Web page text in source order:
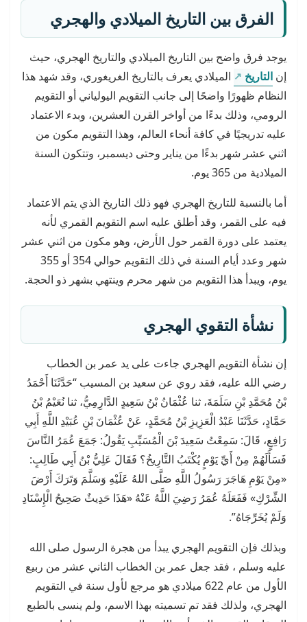
الفرق بين التاريخ الميلادي والهجري
يوجد فرق واضح بين التاريخ الميلادي والتاريخ الهجري، حيث
إن التاريخ
الميلادي يعرف بالتاريخ الغريغوري، وقد شهد هذا
النظام ظهورًا واضحًا إلى جانب التقويم اليولياني أو التقويم
الرومي، وذلك بدءًا من أواخر القرن العشرين، وبدء الاعتماد
عليه تدريجيًا في كافة أنحاء العالم، وهذا التقويم مكون من
اثني عشر شهر بدءًا من يناير وحتى ديسمبر، وتتكون السنة
الميلادية من 365 يوم.
أما بالنسبة للتاريخ الهجري فهو ذلك التاريخ الذي يتم الاعتماد
فيه على القمر، وقد أطلق عليه اسم التقويم القمري لأنه
يعتمد على دورة القمر حول الأرض، وهو مكون من اثني عشر
شهر وعدد أيام السنة في ذلك التقويم حوالي 354 أو 355
يوم، ويبدأ هذا التقويم من شهر محرم وينتهي بشهر ذو الحجة.
نشأة التقوي الهجري
إن نشأة التقويم الهجري جاءت على يد عمر بن الخطاب
رضي الله عليه، فقد روي عن سعيد بن المسيب “حَدَّثَنَا أَحْمَدُ
بْنُ مُحَمَّدِ بْنِ سَلَمَةَ، ثنا عُثْمَانُ بْنُ سَعِيدٍ الدَّارِمِيُّ، ثنا نُعَيْمُ بْنُ
حَمَّادٍ، حَدَّثَنَا عَبْدُ الْعَزِيزِ بْنُ مُحَمَّدٍ، عَنْ عُثْمَانَ بْنِ عُبَيْدِ اللَّهِ أَبِي
رَافِعٍ، قَالَ: سَمِعْتُ سَعِيدَ بْنَ الْمُسَيِّبِ يَقُولُ: جَمَعَ عُمَرُ النَّاسَ
فَسَأَلَهُمْ مِنْ أَيِّ يَوْمٍ يُكْتَبُ التَّارِيخُ؟ فَقَالَ عَلِيُّ بْنُ أَبِي طَالِبٍ:
«مِنْ يَوْمِ هَاجَرَ رَسُولُ اللَّهِ صَلَّى اللهُ عَلَيْهِ وَسَلَّمَ وَتَرَكَ أَرْضَ
الشِّرْكِ» فَفَعَلَهُ عُمَرُ رَضِيَ اللَّهُ عَنْهُ «هَذَا حَدِيثٌ صَحِيحُ الْإِسْنَادِ
وَلَمْ يُخَرِّجَاهُ”.
وبذلك فإن التقويم الهجري يبدأ من هجرة الرسول صلى الله
عليه وسلم ، فقد جعل عمر بن الخطاب الثاني عشر من ربيع
الأول من عام 622 ميلادي هو مرجع لأول سنة في التقويم
الهجري، ولذلك فقد تم تسميته بهذا الاسم، ولم ينسى بالطبع